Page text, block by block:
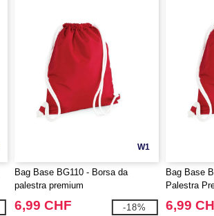
W1
Bag Base BG110 - Borsa da
palestra premium
6,99 CHF -18%
Bag Base
Palestra
6,99